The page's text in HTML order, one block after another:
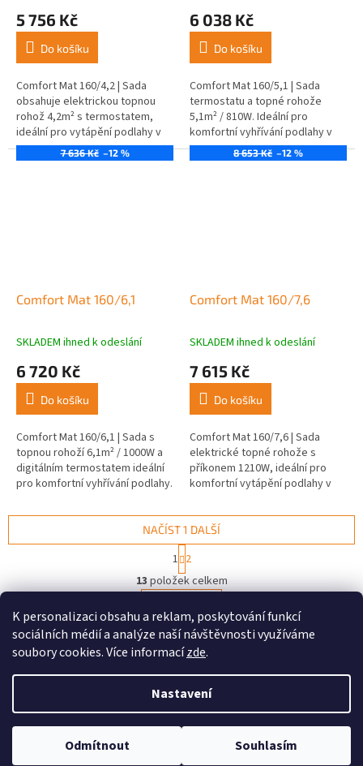
K personalizaci obsahu a reklam, poskytování funkcí
sociálních médií a analýze naší návštěvnosti využíváme
soubory cookies. Více informacízde.
Nastavení
Odmítnout Souhlasím
5 756 Kč
Do košíku
Comfort Mat 160/4,2 | Sada
obsahuje elektrickou topnou
rohož 4,2m² s termostatem,
ideální pro vytápění podlahy v
koupelnách a dalších
místnostech.
6 038 Kč
Do košíku
Comfort Mat 160/5,1 | Sada
termostatu a topné rohože
5,1m² / 810W. Ideální pro
komfortní vyhřívání podlahy v
koupelnách a dalších
prostorách.
7 636 Kč –12 %
Comfort Mat 160/6,1
SKLADEM ihned k odeslání
6 720 Kč
Do košíku
Comfort Mat 160/6,1 | Sada s
topnou rohoží 6,1m² / 1000W a
digitálním termostatem ideální
pro komfortní vyhřívání podlahy.
8 653 Kč –12 %
Comfort Mat 160/7,6
SKLADEM ihned k odeslání
7 615 Kč
Do košíku
Comfort Mat 160/7,6 | Sada
elektrické topné rohože s
příkonem 1210W, ideální pro
komfortní vytápění podlahy v
prostorách.
O
v
á
d
a
í
p
r
v
y
NAČÍST 1 DALŠÍ
t
r
á
k
o
v
á
n
í
1 2
13položek celkem
Copyright 2026ELEKTRICKÉ TOPENÍ. Všechna práva vyhrazena.
Upravit nastavení cookies